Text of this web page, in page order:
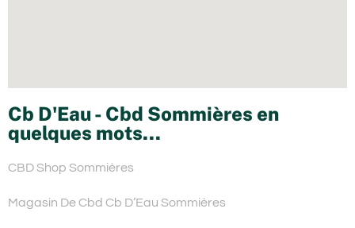
Cb D'Eau - Cbd Sommières en
quelques mots...
CBD Shop Sommières
Magasin De Cbd Cb D’Eau Sommières